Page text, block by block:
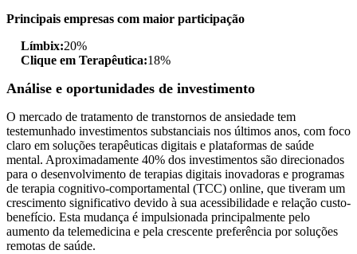
Principais empresas com maior participação
Límbix:20%
Clique em Terapêutica:18%
Análise e oportunidades de investimento
O mercado de tratamento de transtornos de ansiedade tem
testemunhado investimentos substanciais nos últimos anos, com foco
claro em soluções terapêuticas digitais e plataformas de saúde
mental. Aproximadamente 40% dos investimentos são direcionados
para o desenvolvimento de terapias digitais inovadoras e programas
de terapia cognitivo-comportamental (TCC) online, que tiveram um
crescimento significativo devido à sua acessibilidade e relação custo-
benefício. Esta mudança é impulsionada principalmente pelo
aumento da telemedicina e pela crescente preferência por soluções
remotas de saúde.